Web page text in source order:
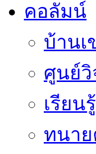
คอลัมน์
บ้านเ
ศูนย์วิ
เรียน
ทนาย